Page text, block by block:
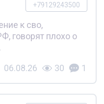
+79129243500
к сво,
говорят плохо о
06.08.26 30 1